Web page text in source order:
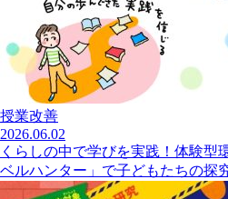
授業改善
2026.06.02
くらしの中で学びを実践！体験型
ベルハンター」で子どもたちの探